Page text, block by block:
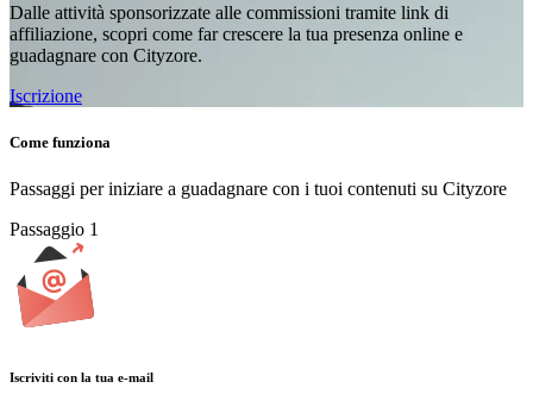
Dalle attività sponsorizzate alle commissioni tramite link di
affiliazione, scopri come far crescere la tua presenza online e
guadagnare con Cityzore.
Iscrizione
Come funziona
Passaggi per iniziare a guadagnare con i tuoi contenuti su Cityzore
Passaggio 1
Iscriviti con la tua e-mail